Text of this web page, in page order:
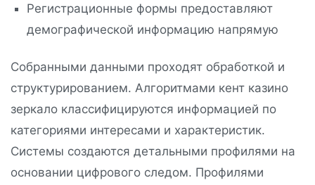
Регистрационные формы предоставляют
демографической информацию напрямую
Собранными данными проходят обработкой и
структурированием. Алгоритмами кент казино
зеркало классифицируются информацией по
категориями интересами и характеристик.
Системы создаются детальными профилями на
основании цифрового следом. Профилями